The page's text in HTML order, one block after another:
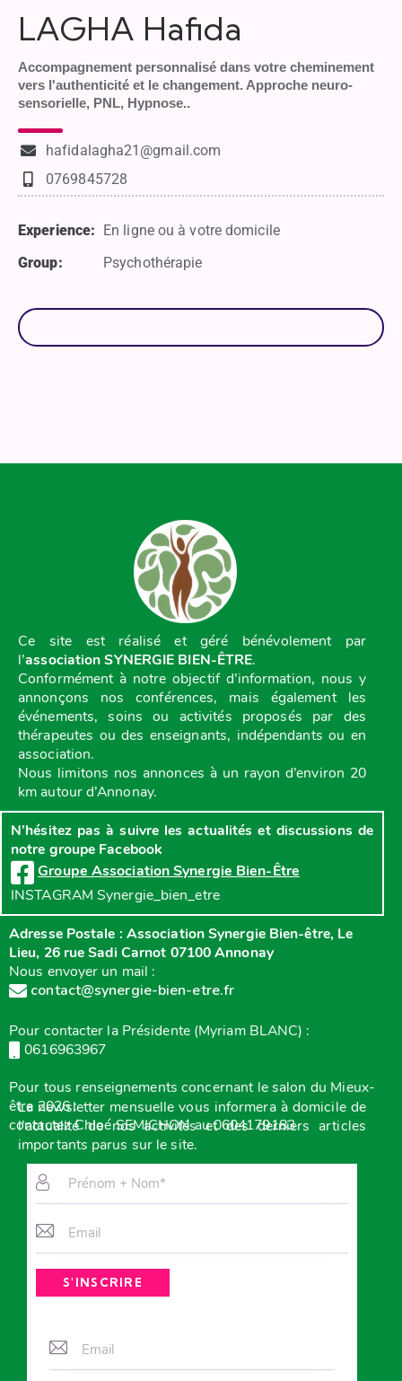
LAGHA Hafida
Accompagnement personnalisé dans votre cheminement
vers l'authenticité et le changement. Approche neuro-
sensorielle, PNL, Hypnose..
hafidalagha21@gmail.com
0769845728
Experience: En ligne ou à votre domicile
Group:
Psychothérapie
Ce site est réalisé et géré bénévolement par
l’association SYNERGIE BIEN-ÊTRE.
Conformément à notre objectif d’information, nous y
annonçons nos conférences, mais également les
événements, soins ou activités proposés par des
thérapeutes ou des enseignants, indépendants ou en
association.
Nous limitons nos annonces à un rayon d’environ 20
km autour d’Annonay.
N’hésitez pas à suivre les actualités et discussions de
notre groupe Facebook
Groupe Association Synergie Bien-Être
INSTAGRAM Synergie_bien_etre
Adresse Postale : Association Synergie Bien-être, Le
Lieu, 26 rue Sadi Carnot 07100 Annonay
Nous envoyer un mail :
contact@synergie-bien-etre.fr
Pour contacter la Présidente (Myriam BLANC) :
0616963967
Pour tous renseignements concernant le salon du Mieux-
être 2026 :
contactez Chloé SEMICHON au 0604179183
La newsletter mensuelle vous informera à domicile de
l’actualité de nos activités et des derniers articles
importants parus sur le site.